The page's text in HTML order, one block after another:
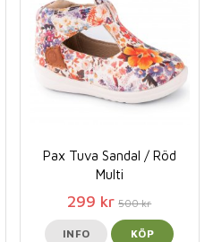
Pax Tuva Sandal / Röd
Multi
299 kr 500 kr
INFO KÖP